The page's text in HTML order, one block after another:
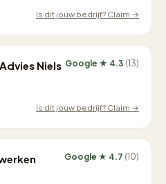
Is dit jouw bedrijf? Claim →
Niels Google ★ 4.3 (13)
Is dit jouw bedrijf? Claim →
Google ★ 4.7 (10)